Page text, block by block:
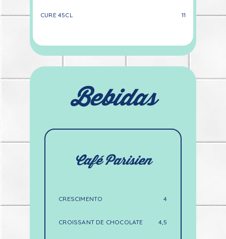
CURE 45CL 11
Bebidas
Café Parisien
CRESCIMENTO 4
CROISSANT DE CHOCOLATE 4,5